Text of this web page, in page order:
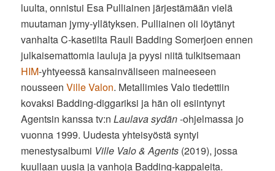
luulta, onnistui Esa Pulliainen järjestämään vielä
muutaman jymy-yllätyksen. Pulliainen oli löytänyt
vanhalta C-kasetilta Rauli Badding Somerjoen ennen
julkaisemattomia lauluja ja pyysi niitä tulkitsemaan
HIM-yhtyeessä kansainväliseen maineeseen
nousseenVille Valon. Metallimies Valo tiedettiin
kovaksi Badding-diggariksi ja hän oli esiintynyt
Agentsin kanssa tv:nLaulava sydän-ohjelmassa jo
vuonna 1999. Uudesta yhteisyöstä syntyi
menestysalbumi Ville Valo & Agents (2019), jossa
kuullaan uusia ja vanhoja Badding-kappaleita.